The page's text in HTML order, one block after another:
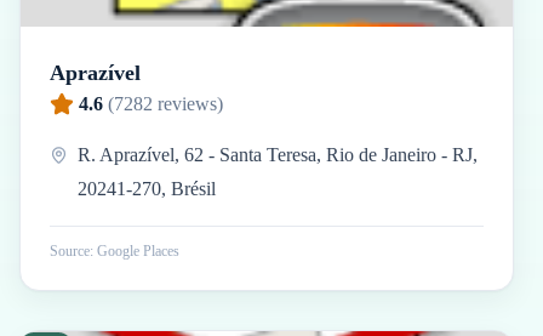
Aprazível
4.6 (7282 reviews)
R. Aprazível, 62 - Santa Teresa, Rio de Janeiro - RJ,
20241-270, Brésil
Source: Google Places